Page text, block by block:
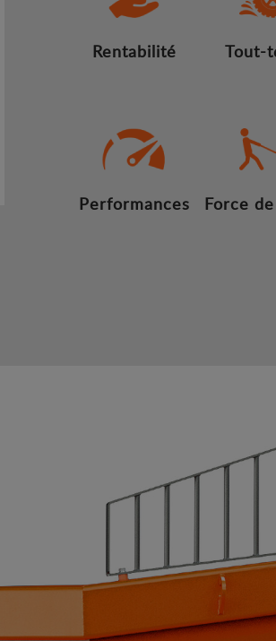
Rentabilité Tout-
Performances Force